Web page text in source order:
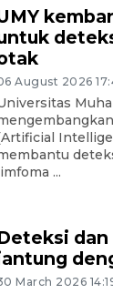
August 2026
...
March 2026